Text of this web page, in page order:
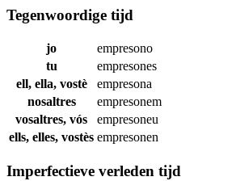
Tegenwoordige tijd
jo
empresono
tu
empresones
ell, ella, vostè
empresona
nosaltres
empresonem
vosaltres, vós
empresoneu
ells, elles, vostès empresonen
Imperfectieve verleden tijd